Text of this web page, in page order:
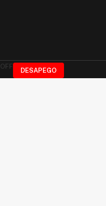
OFF
DESAPEGO